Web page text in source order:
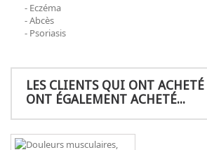
- Eczéma
- Abcès
- Psoriasis
LES CLIENTS QUI ONT
ONT ÉGALEMENT ACHETÉ...